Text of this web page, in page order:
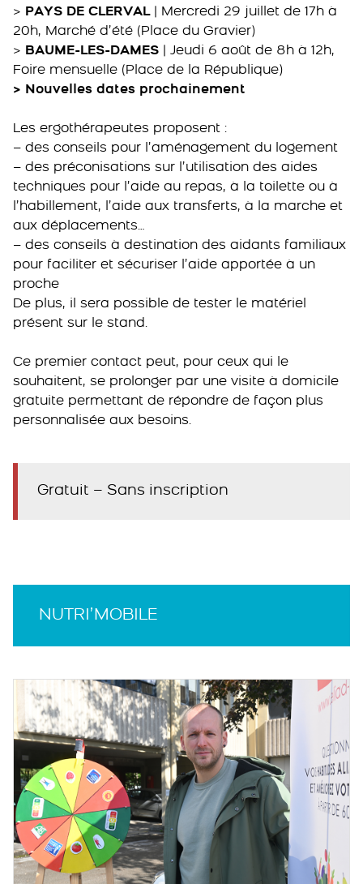
> PAYS DE CLERVAL| Mercredi 29 juillet de 17h à
20h, Marché d’été (Place du Gravier)
> BAUME-LES-DAMES | Jeudi 6 août de 8h à 12h,
Foire mensuelle (Place de la République)
> Nouvelles dates prochainement
Les ergothérapeutes proposent :
– des conseils pour l’aménagement du logement
– des préconisations sur l’utilisation des aides
techniques pour l’aide au repas, à la toilette ou à
l’habillement, l’aide aux transferts, à la marche et
aux déplacements…
– des conseils à destination des aidants familiaux
pour faciliter et sécuriser l’aide apportée à un
proche
De plus, il sera possible de tester le matériel
présent sur le stand.
Ce premier contact peut, pour ceux qui le
souhaitent, se prolonger par une visite à domicile
gratuite permettant de répondre de façon plus
personnalisée aux besoins.
Gratuit – Sans inscription
NUTRI’MOBILE